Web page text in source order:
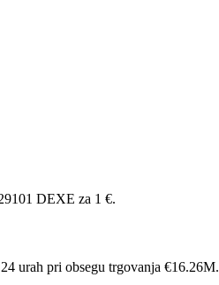
DEXE za 1 €.
urah pri obsegu trgovanja €16.26M.